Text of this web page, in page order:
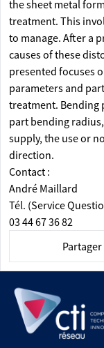
the sheet metal
treatment. This
to manage. After a
causes of these
presented focuses
parameters and
treatment. Bending
part bending
supply, the use or
direction.
Contact :
André Maillard
Tél. (Service
03 44 67 36 82
Partager